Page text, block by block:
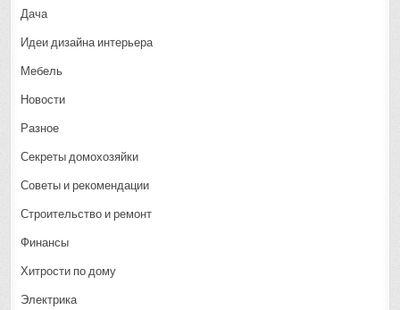
Дача
Идеи дизайна интерьера
Мебель
Новости
Разное
Секреты домохозяйки
Советы и рекомендации
Строительство и ремонт
Финансы
Хитрости по дому
Электрика